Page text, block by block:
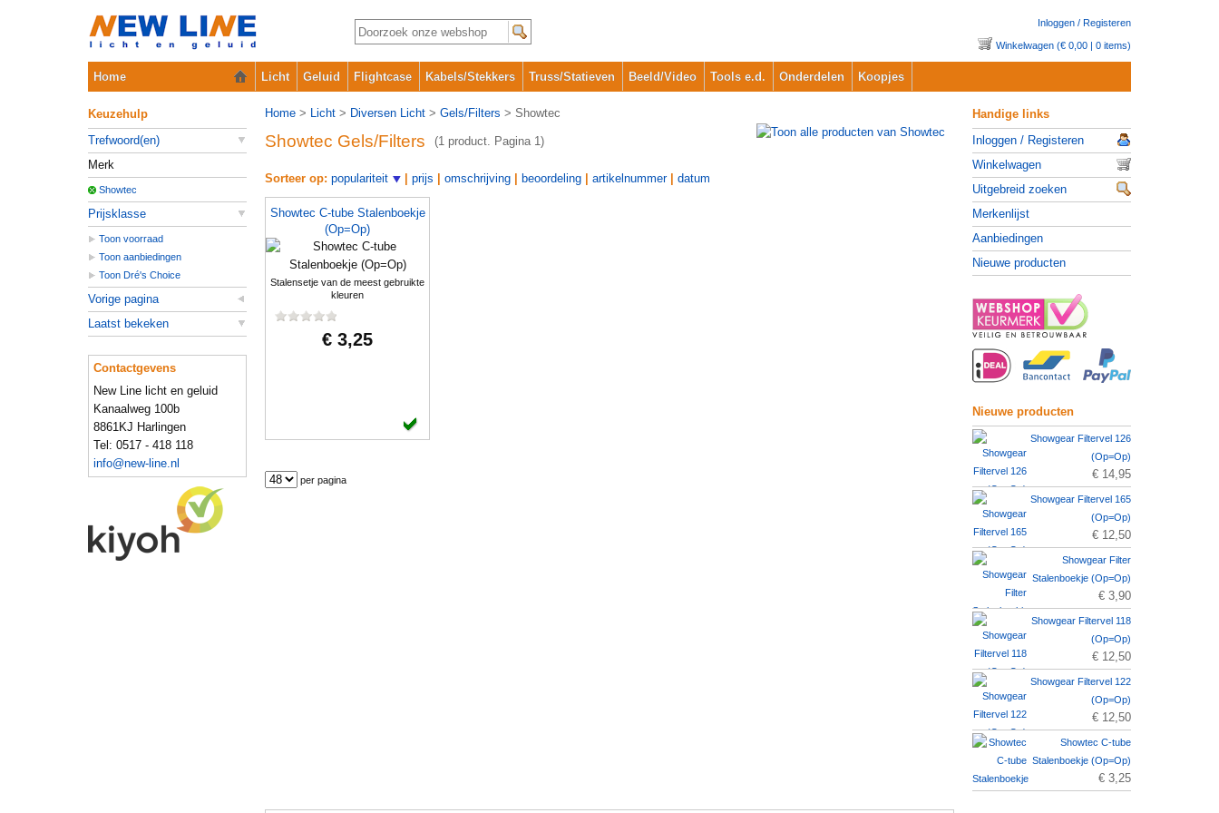
Inloggen / Registeren
Winkelwagen (€ 0,00 | 0 items)
Home Licht Geluid Flightcase Kabels/Stekkers Truss/Statieven Beeld/Video Tools e.d. Onderdelen Koopjes
Home > Licht > Diversen Licht > Gels/Filters > Showtec
Showtec Gels/Filters (1 product. Pagina 1)
Sorteer op: populariteit prijs omschrijving beoordeling artikelnummer| datum
Showtec C-tube Stalenboekje
(Op=Op)
Stalensetje van de meest gebruikte
kleuren
€ 3,25
per pagina
Keuzehulp
Trefwoord(en)
Merk
Showtec
Prijsklasse
Toon voorraad
Toon aanbiedingen
Toon Dré's Choice
Vorige pagina
Laatst bekeken
Contactgevens
New Line licht en geluid
Kanaalweg 100b
8861KJ Harlingen
Tel: 0517 - 418 118
info@new-line.nl
Handige links
Inloggen / Registeren
Winkelwagen
Uitgebreid zoeken
Merkenlijst
Aanbiedingen
Nieuwe producten
Nieuwe producten
Showgear Filtervel 126
(Op=Op)
€ 14,95
Showgear Filtervel 165
(Op=Op)
€ 12,50
Showgear Filter
Stalenboekje (Op=Op)
€ 3,90
Showgear Filtervel 118
(Op=Op)
€ 12,50
Showgear Filtervel 122
(Op=Op)
€ 12,50
Showtec C-tube
Stalenboekje (Op=Op)
€ 3,25